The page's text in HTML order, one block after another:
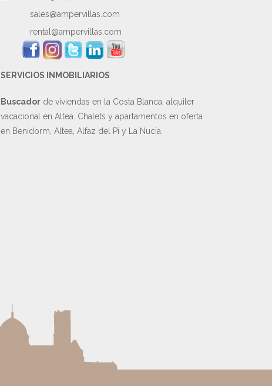
sales@ampervillas.com
rental@ampervillas.com
SERVICIOS INMOBILIARIOS
Buscador de viviendas en la Costa Blanca, alquiler
vacacional en Altea. Chalets y apartamentos en oferta
en Benidorm, Altea, Alfaz del Pi y La Nucía.